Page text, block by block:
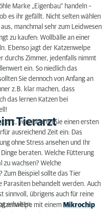
Marke „Eigenbau“ handeln –
es ihr gefällt. Nicht selten wählen
manchmal sehr zum Leidwesen
zu kaufen: Wollbälle an einer
Ebenso jagt der Katzenwelpe
durchs Zimmer, jedenfalls nimmt
ein. So niedlich das
Sie dennoch von Anfang an
z.B. klar machen, dass
das lernen Katzen bei
Tierarzt
vereinbaren Sie einen ersten
ausreichend Zeit ein: Das
ohne Stress ansehen und Ihr
beraten. Welche Fütterung
wachsen? Welche
Zum Beispiel sollte das Tier
Parasiten behandelt werden. Auch
sinnvoll, übrigens auch für reine
erhalten. mit einem Mikrochip